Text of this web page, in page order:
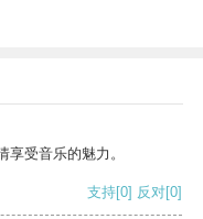
受音乐的魅力。
支持[0] 反对[0]